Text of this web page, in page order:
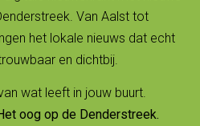
Van Aalst tot
het lokale nieuws dat echt
en dichtbij.
wat leeft in jouw buurt.
oog op de Denderstreek.